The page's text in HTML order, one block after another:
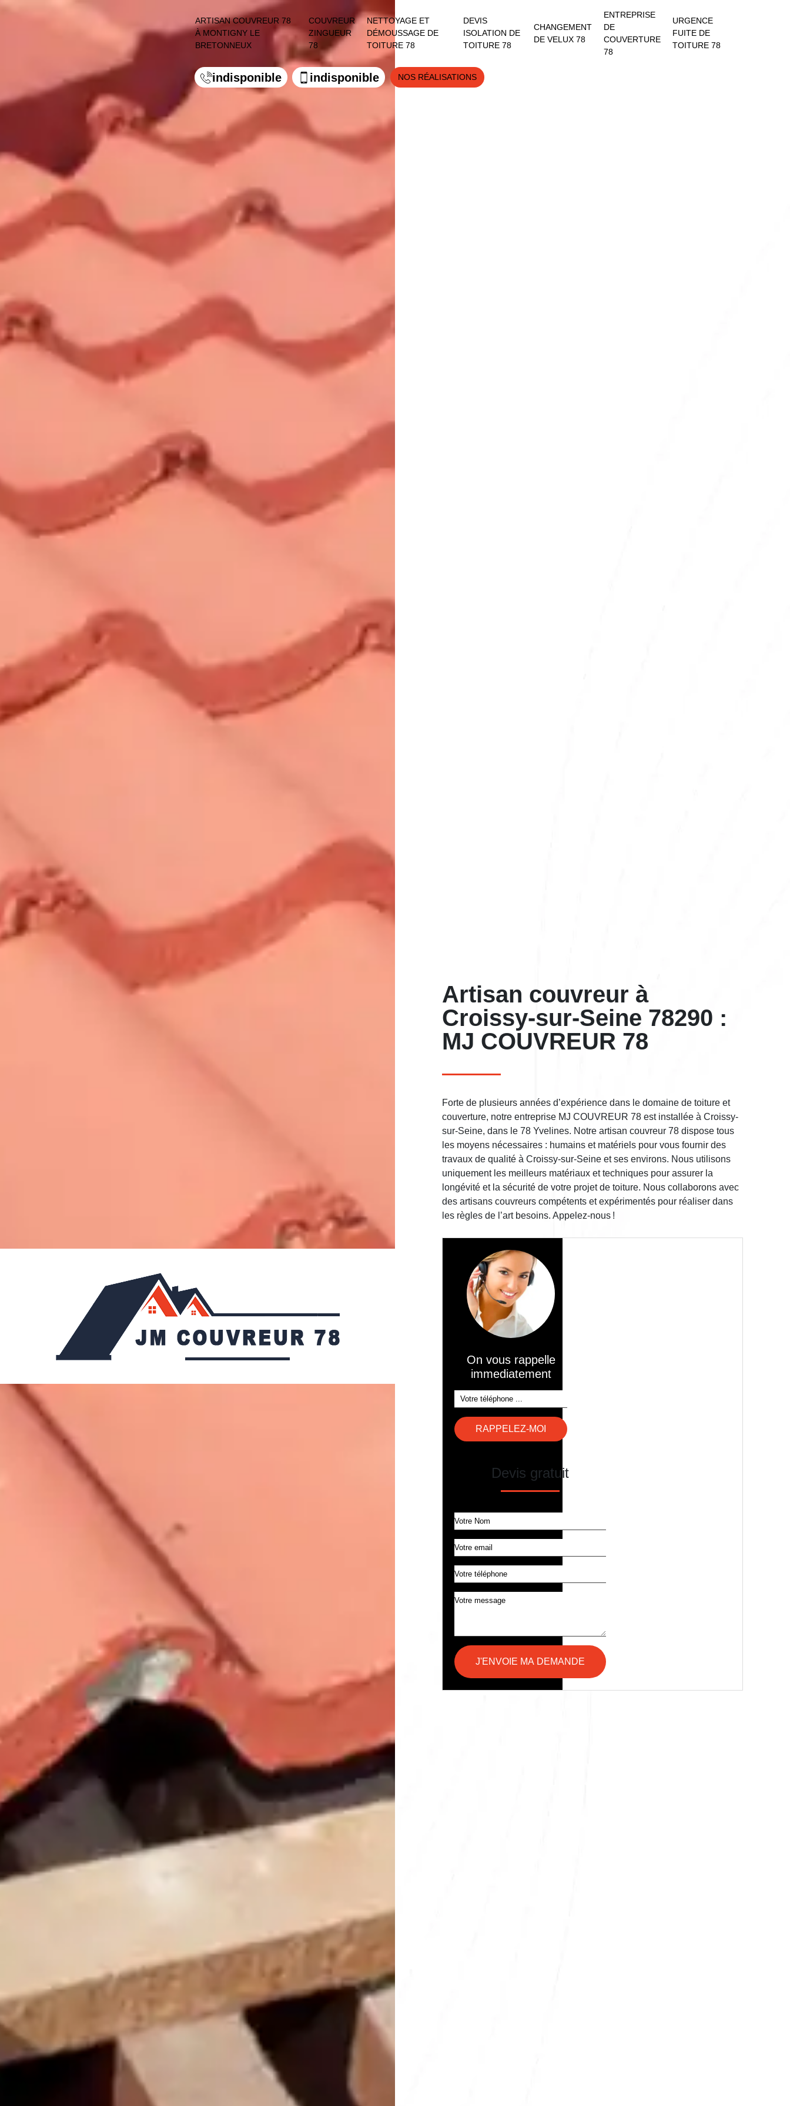
ARTISAN COUVREUR 78
À MONTIGNY LE
BRETONNEUX
COUVREUR
ZINGUEUR
78
NETTOYAGE ET
DÉMOUSSAGE DE
TOITURE 78
DEVIS
ISOLATION DE
TOITURE 78
CHANGEMENT
DE VELUX 78
ENTREPRISE
DE
COUVERTURE
78
URGENCE
FUITE DE
TOITURE 78
indisponible indisponible NOS RÉALISATIONS
Artisan couvreur à
Croissy-sur-Seine 78290 :
MJ COUVREUR 78
Forte de plusieurs années d’expérience dans le domaine de toiture et
couverture, notre entreprise MJ COUVREUR 78 est installée à Croissy-
sur-Seine, dans le 78 Yvelines. Notre artisan couvreur 78 dispose tous
les moyens nécessaires : humains et matériels pour vous fournir des
travaux de qualité à Croissy-sur-Seine et ses environs. Nous utilisons
uniquement les meilleurs matériaux et techniques pour assurer la
longévité et la sécurité de votre projet de toiture. Nous collaborons avec
des artisans couvreurs compétents et expérimentés pour réaliser dans
les règles de l’art besoins. Appelez-nous !
On vous rappelle
immediatement
Devis gratuit